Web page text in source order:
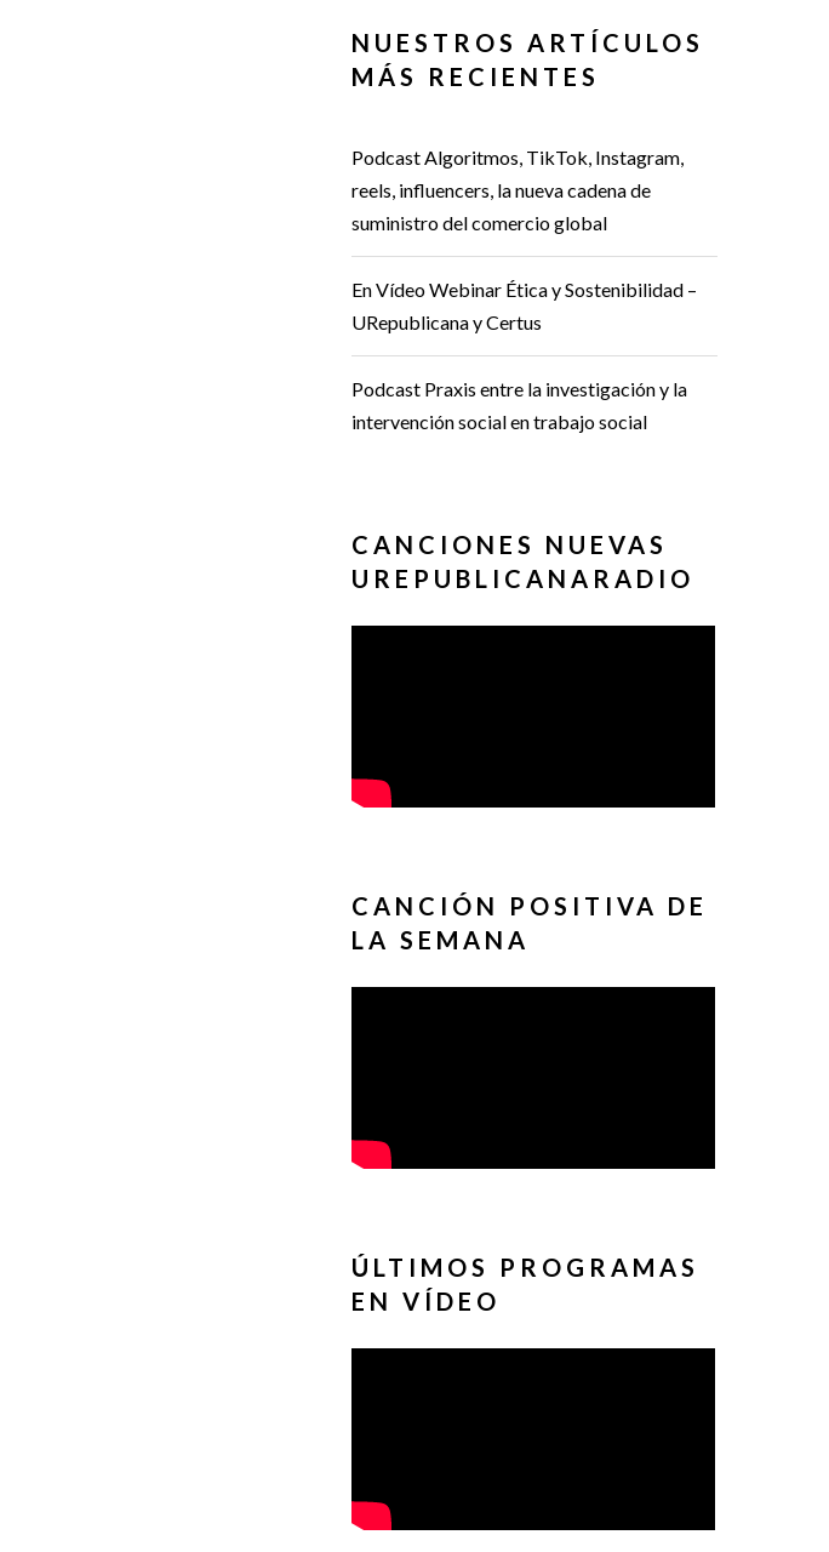
NUESTROS ARTÍCULOS
MÁS RECIENTES
Podcast Algoritmos, TikTok, Instagram,
reels, influencers, la nueva cadena de
suministro del comercio global
En Vídeo Webinar Ética y Sostenibilidad –
URepublicana y Certus
Podcast Praxis entre la investigación y la
intervención social en trabajo social
CANCIONES NUEVAS
UREPUBLICANARADIO
CANCIÓN POSITIVA DE
LA SEMANA
ÚLTIMOS PROGRAMAS
EN VÍDEO